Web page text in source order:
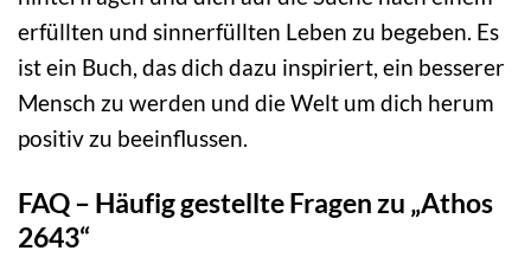
erfüllten und sinnerfüllten Leben zu begeben. Es
ist ein Buch, das dich dazu inspiriert, ein besserer
Mensch zu werden und die Welt um dich herum
positiv zu beeinflussen.
FAQ – Häufig gestellte Fragen zu „Athos
2643“